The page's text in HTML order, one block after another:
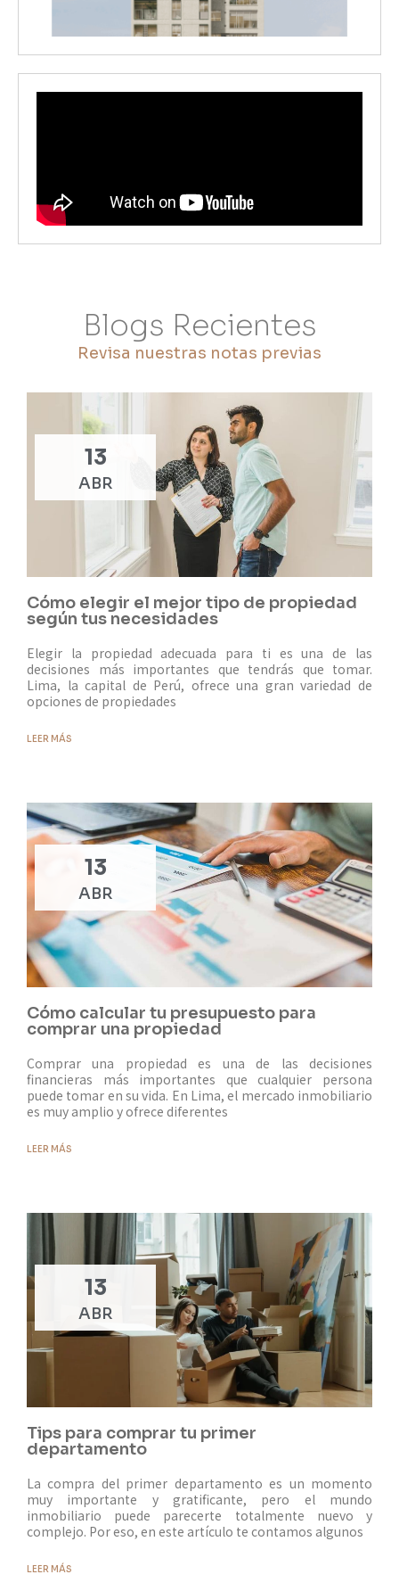
Blogs Recientes
Revisa nuestras notas previas
Cómo elegir el mejor tipo de propiedad
según tus necesidades
13
ABR
Elegir la propiedad adecuada para ti es una de las
decisiones más importantes que tendrás que tomar.
Lima, la capital de Perú, ofrece una gran variedad de
opciones de propiedades
LEER MÁS
Cómo calcular tu presupuesto para
comprar una propiedad
13
ABR
Comprar una propiedad es una de las decisiones
financieras más importantes que cualquier persona
puede tomar en su vida. En Lima, el mercado inmobiliario
es muy amplio y ofrece diferentes
LEER MÁS
Tips para comprar tu primer
departamento
13
ABR
La compra del primer departamento es un momento
muy importante y gratificante, pero el mundo
inmobiliario puede parecerte totalmente nuevo y
complejo. Por eso, en este artículo te contamos algunos
LEER MÁS